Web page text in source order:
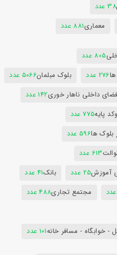
38 عدد
معماری881 عدد
805 عدد
276 عدد بلوک مبلمان5066 عدد
داخلی ناهار خوری142 عدد
پایه775 عدد
بلوک ها596 عدد
613 عدد
آموزش25 عدد بانک41 عدد
مجتمع تجاری488 عدد
خوابگاه - مسافر خانه101 عدد